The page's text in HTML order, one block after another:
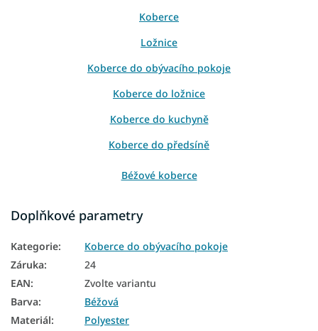
Koberce
Ložnice
Koberce do obývacího pokoje
Koberce do ložnice
Koberce do kuchyně
Koberce do předsíně
Béžové koberce
Koberce 120x170
Koberce 160x220
Doplňkové parametry
Kategorie:
Koberce do obývacího pokoje
Záruka:
24
EAN:
Zvolte variantu
Barva:
Béžová
Materiál:
Polyester